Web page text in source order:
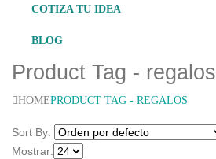
COTIZA TU IDEA
BLOG
Product Tag - regalos
HOMEPRODUCT TAG - REGALOS
Sort By:
Mostrar: